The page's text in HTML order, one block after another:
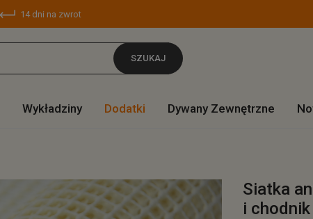
14 dni na zwrot
SZUKAJ
Wykładziny Dodatki Dywany Zewnętrzne
Siatka
i chodnik